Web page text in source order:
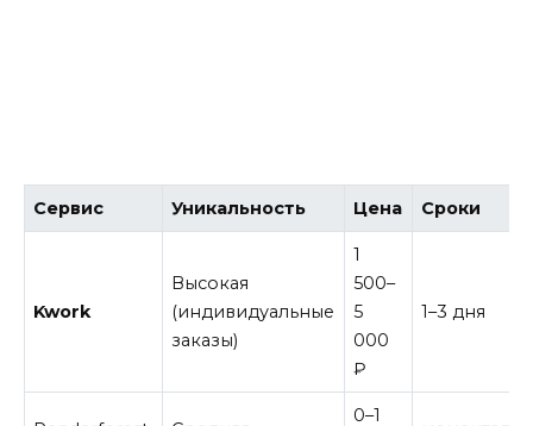
Сервис Уникальность Цена Сроки
Kwork
Высокая
(индивидуальные
заказы)
1
500–
5
000
₽
1–3 дня
0–1